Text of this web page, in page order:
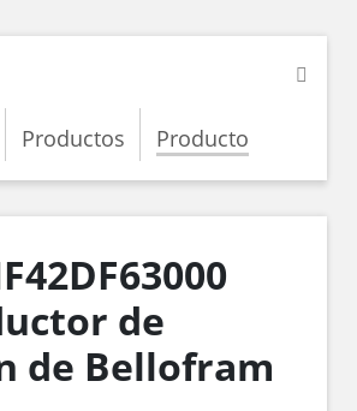
Productos Producto
de
de Bellofram